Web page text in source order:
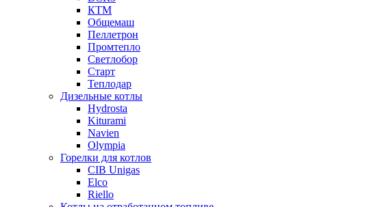
КТМ
Общемаш
Пеллетрон
Промтепло
Светлобор
Старт
Теплодар
Дизельные котлы
Hydrosta
Kiturami
Navien
Olympia
Горелки для котлов
CIB Unigas
Elco
Riello